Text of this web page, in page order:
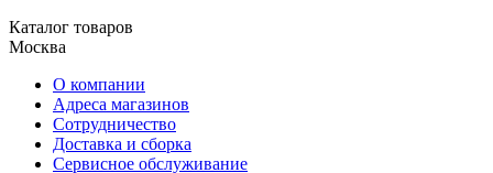
Каталог товаров
Москва
О компании
Адреса магазинов
Сотрудничество
Доставка и сборка
Сервисное обслуживание